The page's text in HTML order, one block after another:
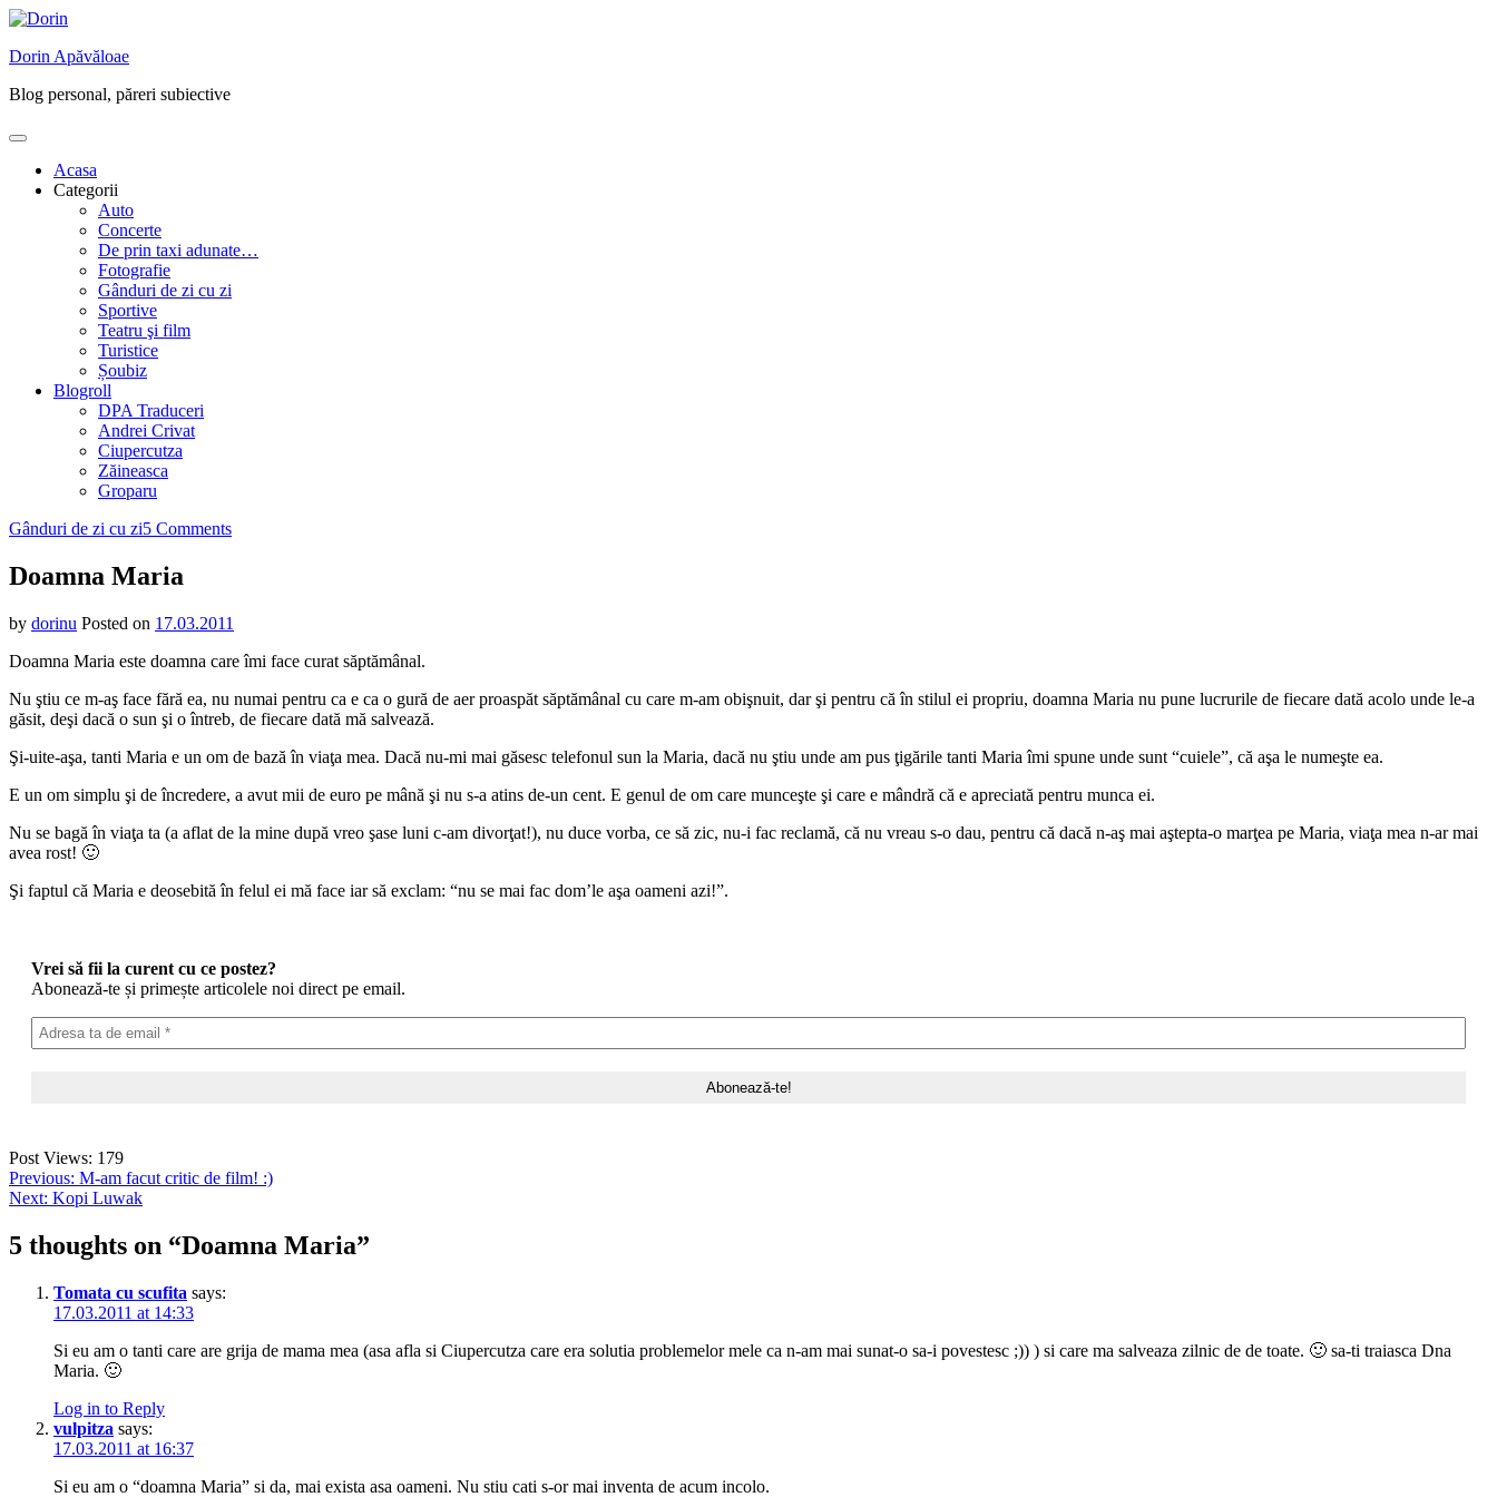
Skip
content
Dorin Apăvăloae
Blog personal, păreri subiective
Acasa
Categorii
Auto
Concerte
De prin taxi adunate…
Fotografie
Gânduri de zi cu zi
Sportive
Teatru şi film
Turistice
Șoubiz
Blogroll
DPA Traduceri
Andrei Crivat
Ciupercutza
Zăineasca
Groparu
Gânduri de zi cu zi5 Commentson
Doamna Maria
by dorinu Posted on 17.03.2011
Doamna Maria este doamna care îmi face curat săptămânal.
Nu ştiu ce m-aş face fără ea, nu numai pentru ca e ca o gură de aer proaspăt săptămânal cu care m-am obişnuit, dar şi pentru că în stilul ei propriu, doamna Maria nu pune lucrurile de fiecare dată acolo unde le-a
găsit, deşi dacă o sun şi o întreb, de fiecare dată mă salvează.
Şi-uite-aşa, tanti Maria e un om de bază în viaţa mea. Dacă nu-mi mai găsesc telefonul sun la Maria, dacă nu ştiu unde am pus ţigările tanti Maria îmi spune unde sunt “cuiele”, că aşa le numeşte ea.
E un om simplu şi de încredere, a avut mii de euro pe mână şi nu s-a atins de-un cent. E genul de om care munceşte şi care e mândră că e apreciată pentru munca ei.
Nu se bagă în viaţa ta (a aflat de la mine după vreo şase luni c-am divorţat!), nu duce vorba, ce să zic, nu-i fac reclamă, că nu vreau s-o dau, pentru că dacă n-aş mai aştepta-o marţea pe Maria, viaţa mea n-ar mai
avea rost! 🙂
Şi faptul că Maria e deosebită în felul ei mă face iar să exclam: “nu se mai fac dom’le aşa oameni azi!”.
Vrei să fii la curent cu ce postez?
Abonează-te și primește articolele noi direct pe email.
Post Views: 179
Post
navigation
Previous: M-am facut critic de film! :)
Next: Kopi Luwak
5 thoughts on “Doamna Maria”
Tomata cu scufita says:
17.03.2011 at 14:33
Si eu am o tanti care are grija de mama mea (asa afla si Ciupercutza care era solutia problemelor mele ca n-am mai sunat-o sa-i povestesc ;)) ) si care ma salveaza zilnic de de toate. 🙂 sa-ti traiasca Dna
Maria. 🙂
Log in to Reply
vulpitza says:
17.03.2011 at 16:37
Si eu am o “doamna Maria” si da, mai exista asa oameni. Nu stiu cati s-or mai inventa de acum incolo.